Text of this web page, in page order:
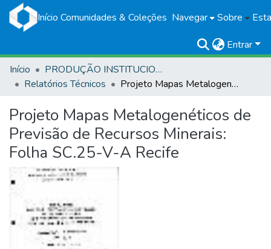
Início Comunidades & Coleções Navegar Sobre
Entrar
Início
PRODUÇÃO INSTITUCIONAL
Relatórios Técnicos
Projeto Mapas Metalogenéticos de Previsão de Recursos Minerais: Folha SC.25-V-A Recife
Projeto Mapas Metalogenéticos de
Previsão de Recursos Minerais:
Folha SC.25-V-A Recife